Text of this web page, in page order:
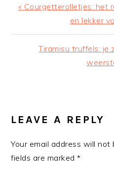
Previous
« Courgetterolletjes: het
en lekker
Next
Tiramisu truffels: je
INTERACTIONS
LEAVE A REPLY
Your email address will not
fields are marked*